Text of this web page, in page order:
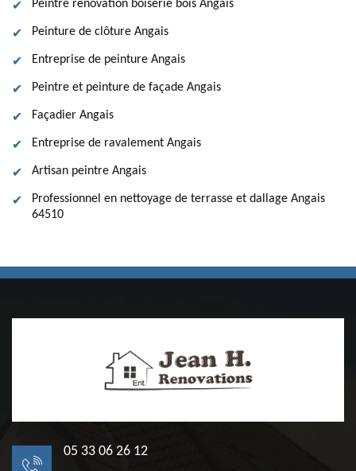
Peintre rénovation boiserie bois Angais
Peinture de clôture Angais
Entreprise de peinture Angais
Peintre et peinture de façade Angais
Façadier Angais
Entreprise de ravalement Angais
Artisan peintre Angais
Professionnel en nettoyage de terrasse et dallage Angais
64510
05 33 06 26 12